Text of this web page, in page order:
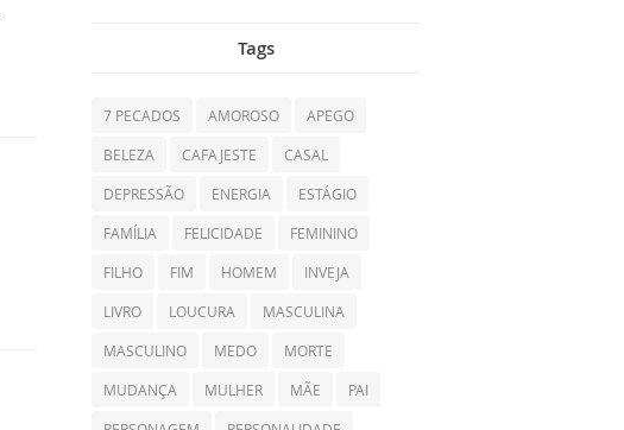
Tags
7 PECADOS AMOROSO APEGO
BELEZA CAFAJESTE CASAL
DEPRESSÃO ENERGIA ESTÁGIO
FAMÍLIA FELICIDADE FEMININO
FILHO FIM HOMEM INVEJA
LIVRO LOUCURA MASCULINA
MASCULINO MEDO MORTE
MUDANÇA MULHER MÃE PAI